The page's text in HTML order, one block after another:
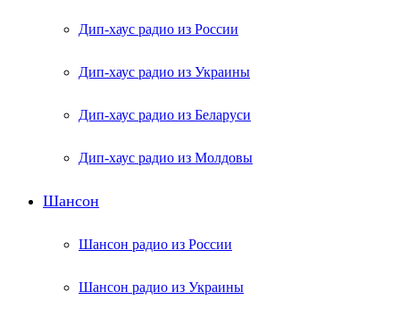
Дип-хаус радио из России
Дип-хаус радио из Украины
Дип-хаус радио из Беларуси
Дип-хаус радио из Молдовы
Шансон
Шансон радио из России
Шансон радио из Украины